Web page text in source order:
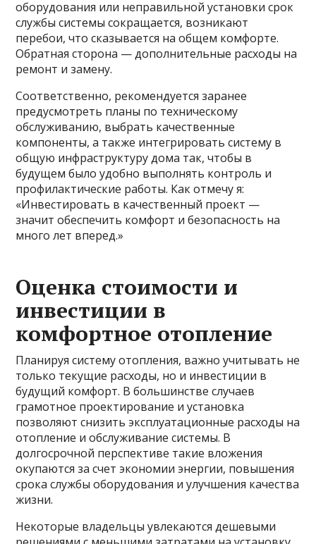
оборудования или неправильной установки срок
службы системы сокращается, возникают
перебои, что сказывается на общем комфорте.
Обратная сторона — дополнительные расходы на
ремонт и замену.
Соответственно, рекомендуется заранее
предусмотреть планы по техническому
обслуживанию, выбрать качественные
компоненты, а также интегрировать систему в
общую инфраструктуру дома так, чтобы в
будущем было удобно выполнять контроль и
профилактические работы. Как отмечу я:
«Инвестировать в качественный проект —
значит обеспечить комфорт и безопасность на
много лет вперед.»
Оценка стоимости и
инвестиции в
комфортное отопление
Планируя систему отопления, важно учитывать не
только текущие расходы, но и инвестиции в
будущий комфорт. В большинстве случаев
грамотное проектирование и установка
позволяют снизить эксплуатационные расходы на
отопление и обслуживание системы. В
долгосрочной перспективе такие вложения
окупаются за счет экономии энергии, повышения
срока службы оборудования и улучшения качества
жизни.
Некоторые владельцы увлекаются дешевыми